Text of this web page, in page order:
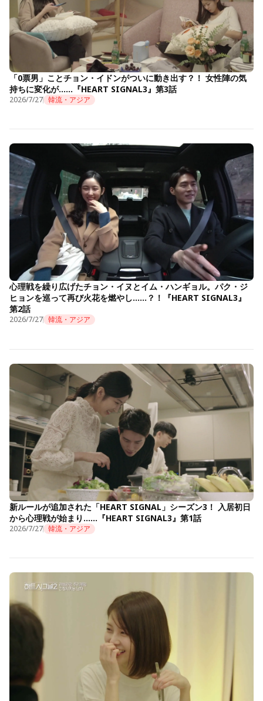
「0票男」ことチョン・イドンがついに動き出す？！ 女性陣の気
持ちに変化が……『HEART SIGNAL3』第3話
2026/7/27 韓流・アジア
心理戦を繰り広げたチョン・イヌとイム・ハンギョル。パク・ジ
ヒョンを巡って再び火花を燃やし……？！『HEART SIGNAL3』
第2話
2026/7/27 韓流・アジア
新ルールが追加された「HEART SIGNAL」シーズン3！ 入居初日
から心理戦が始まり……『HEART SIGNAL3』第1話
2026/7/27 韓流・アジア